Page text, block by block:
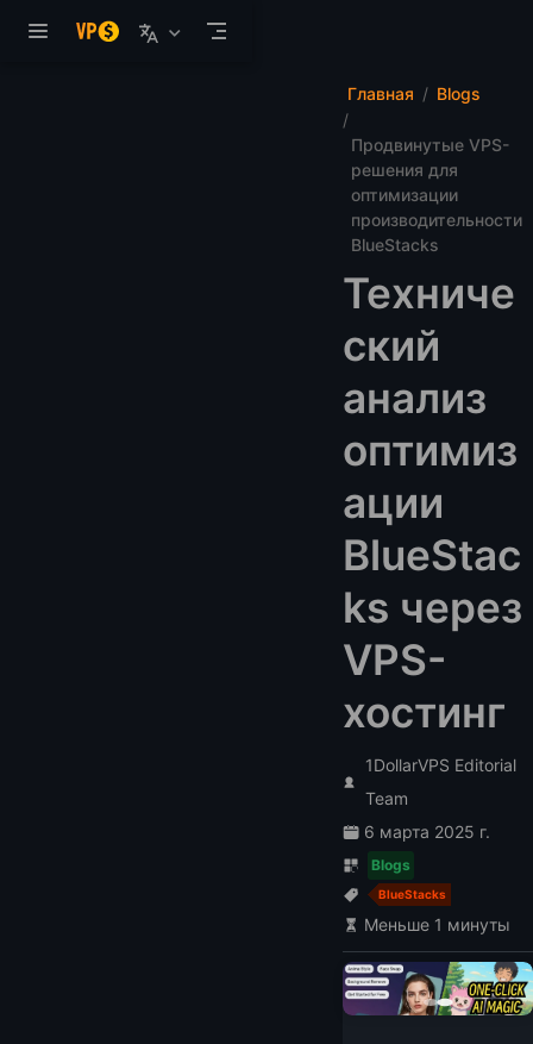
Главная Blogs
Продвинутые VPS-
решения для
оптимизации
производительности
BlueStacks
Техниче
ский
анализ
оптимиз
ации
BlueStac
ks через
VPS-
хостинг
1DollarVPS Editorial
Team
6 марта 2025 г.
Blogs
BlueStacks
Меньше 1 минуты